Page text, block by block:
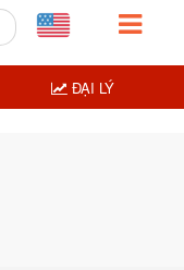
ĐẠI LÝ